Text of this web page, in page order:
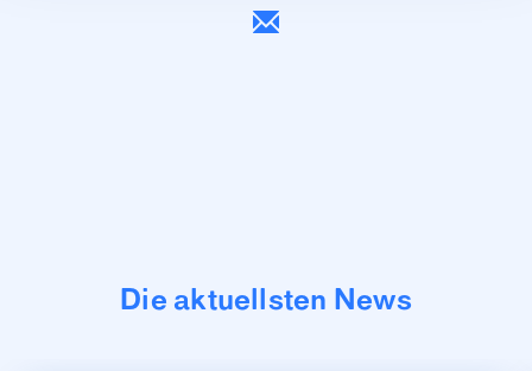
Die aktuellsten News